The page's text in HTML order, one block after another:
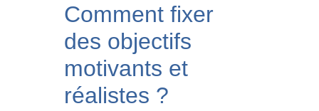
Comment fixer
des objectifs
motivants et
réalistes ?